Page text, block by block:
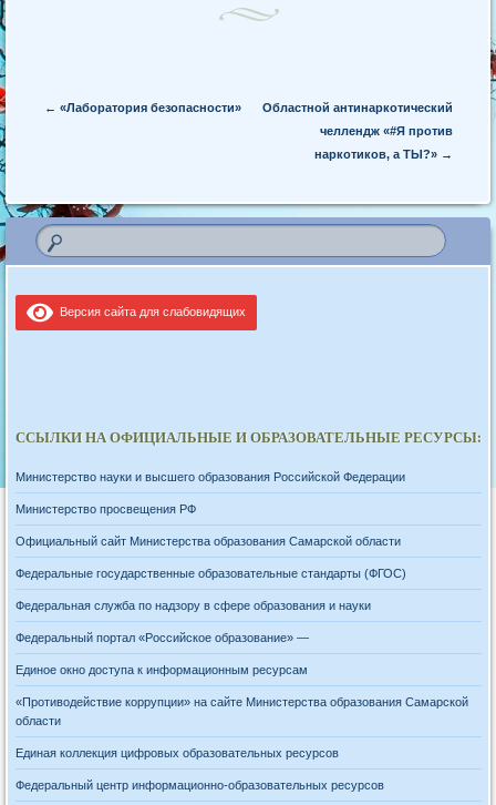
Post navigation
← «Лаборатория безопасности»
Областной антинаркотический
челлендж «#Я против
наркотиков, а ТЫ?» →
Версия сайта для слабовидящих
ССЫЛКИ НА ОФИЦИАЛЬНЫЕ И ОБРАЗОВАТЕЛЬНЫЕ РЕСУРСЫ:
Министерство науки и высшего образования Российской Федерации
Министерство просвещения РФ
Официальный сайт Министерства образования Самарской области
Федеральные государственные образовательные стандарты (ФГОС)
Федеральная служба по надзору в сфере образования и науки
Федеральный портал «Российское образование» —
Единое окно доступа к информационным ресурсам
«Противодействие коррупции» на сайте Министерства образования Самарской
области
Единая коллекция цифровых образовательных ресурсов
Федеральный центр информационно-образовательных ресурсов